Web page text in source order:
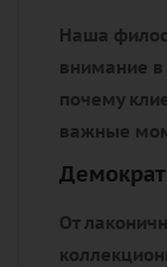
Наша
внимание
почему
важные
От